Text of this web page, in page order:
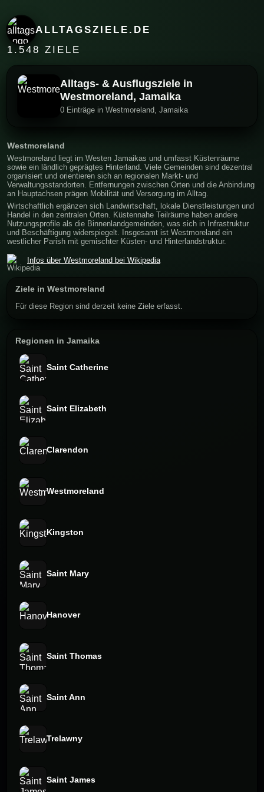
ALLTAGSZIELE.DE
1.548 ZIELE
Alltags- & Ausflugsziele in
Westmoreland, Jamaika
0 Einträge in Westmoreland, Jamaika
Westmoreland
Westmoreland liegt im Westen Jamaikas und umfasst Küstenräume
sowie ein ländlich geprägtes Hinterland. Viele Gemeinden sind dezentral
organisiert und orientieren sich an regionalen Markt- und
Verwaltungsstandorten. Entfernungen zwischen Orten und die Anbindung
an Hauptachsen prägen Mobilität und Versorgung im Alltag.
Wirtschaftlich ergänzen sich Landwirtschaft, lokale Dienstleistungen und
Handel in den zentralen Orten. Küstennahe Teilräume haben andere
Nutzungsprofile als die Binnenlandgemeinden, was sich in Infrastruktur
und Beschäftigung widerspiegelt. Insgesamt ist Westmoreland ein
westlicher Parish mit gemischter Küsten- und Hinterlandstruktur.
Infos über Westmoreland bei Wikipedia
Ziele in Westmoreland
Für diese Region sind derzeit keine Ziele erfasst.
Regionen in Jamaika
Saint Catherine
Saint Elizabeth
Clarendon
Westmoreland
Kingston
Saint Mary
Hanover
Saint Thomas
Saint Ann
Trelawny
Saint James